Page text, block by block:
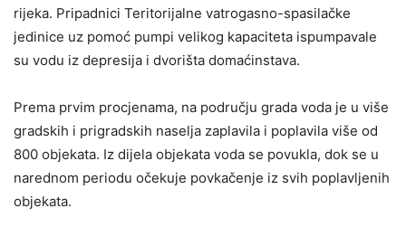
rijeka. Pripadnici Teritorijalne vatrogasno-spasilačke
jedinice uz pomoć pumpi velikog kapaciteta ispumpavale
su vodu iz depresija i dvorišta domaćinstava.
Prema prvim procjenama, na području grada voda je u više
gradskih i prigradskih naselja zaplavila i poplavila više od
800 objekata. Iz dijela objekata voda se povukla, dok se u
narednom periodu očekuje povkačenje iz svih poplavljenih
objekata.